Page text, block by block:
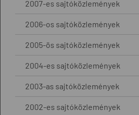
2007-es sajtóközlemények
2006-os sajtóközlemények
2005-ös sajtóközlemények
2004-es sajtóközlemények
2003-as sajtóközlemények
2002-es sajtóközlemények